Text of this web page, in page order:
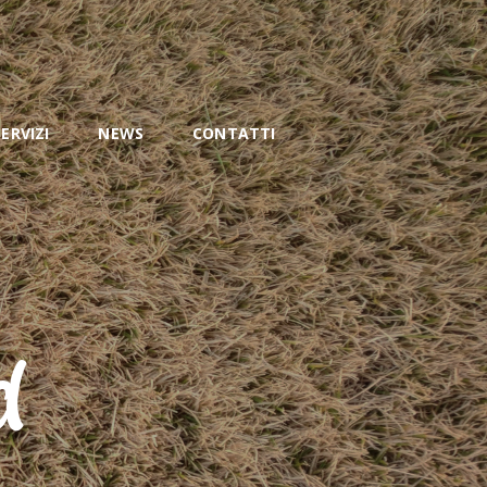
NEWS CONTATTI